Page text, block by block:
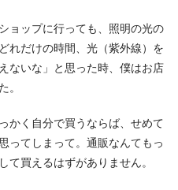
ョップに行っても、照明の光の
れだけの時間、光（紫外線）を
ないな」と思った時、僕はお店
。
かく自分で買うならば、せめて
ってしまって。通販なんてもっ
て買えるはずがありません。